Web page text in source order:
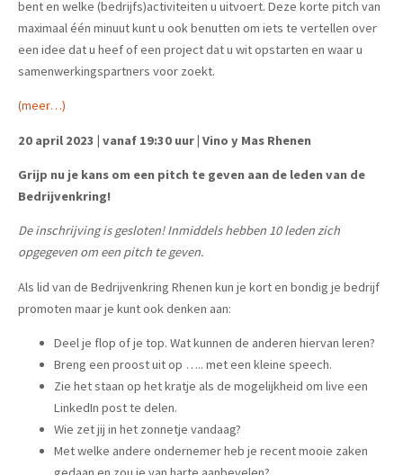
bent en welke (bedrijfs)activiteiten u uitvoert. Deze korte pitch van
maximaal één minuut kunt u ook benutten om iets te vertellen over
een idee dat u heef of een project dat u wit opstarten en waar u
samenwerkingspartners voor zoekt.
(meer…)
20 april 2023 | vanaf 19:30 uur | Vino y Mas Rhenen
Grijp nu je kans om een pitch te geven aan de leden van de
Bedrijvenkring!
De inschrijving is gesloten! Inmiddels hebben 10 leden zich
opgegeven om een pitch te geven.
Als lid van de Bedrijvenkring Rhenen kun je kort en bondig je bedrijf
promoten maar je kunt ook denken aan:
Deel je flop of je top. Wat kunnen de anderen hiervan leren?
Breng een proost uit op ….. met een kleine speech.
Zie het staan op het kratje als de mogelijkheid om live een
LinkedIn post te delen.
Wie zet jij in het zonnetje vandaag?
Met welke andere ondernemer heb je recent mooie zaken